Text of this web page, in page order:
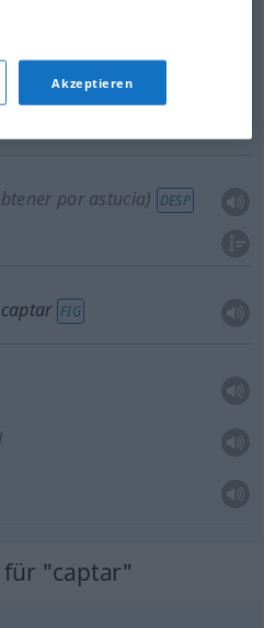
por astucia) DESP
captar FIG
für "captar"
Akzeptieren